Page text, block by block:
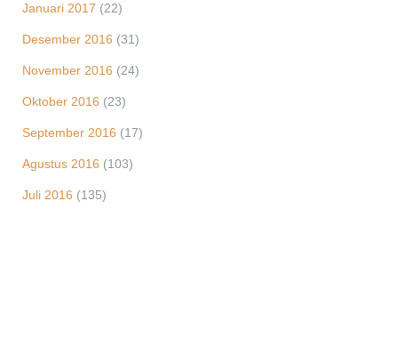
Januari 2017 (22)
Desember 2016 (31)
November 2016 (24)
Oktober 2016 (23)
September 2016 (17)
Agustus 2016 (103)
Juli 2016 (135)